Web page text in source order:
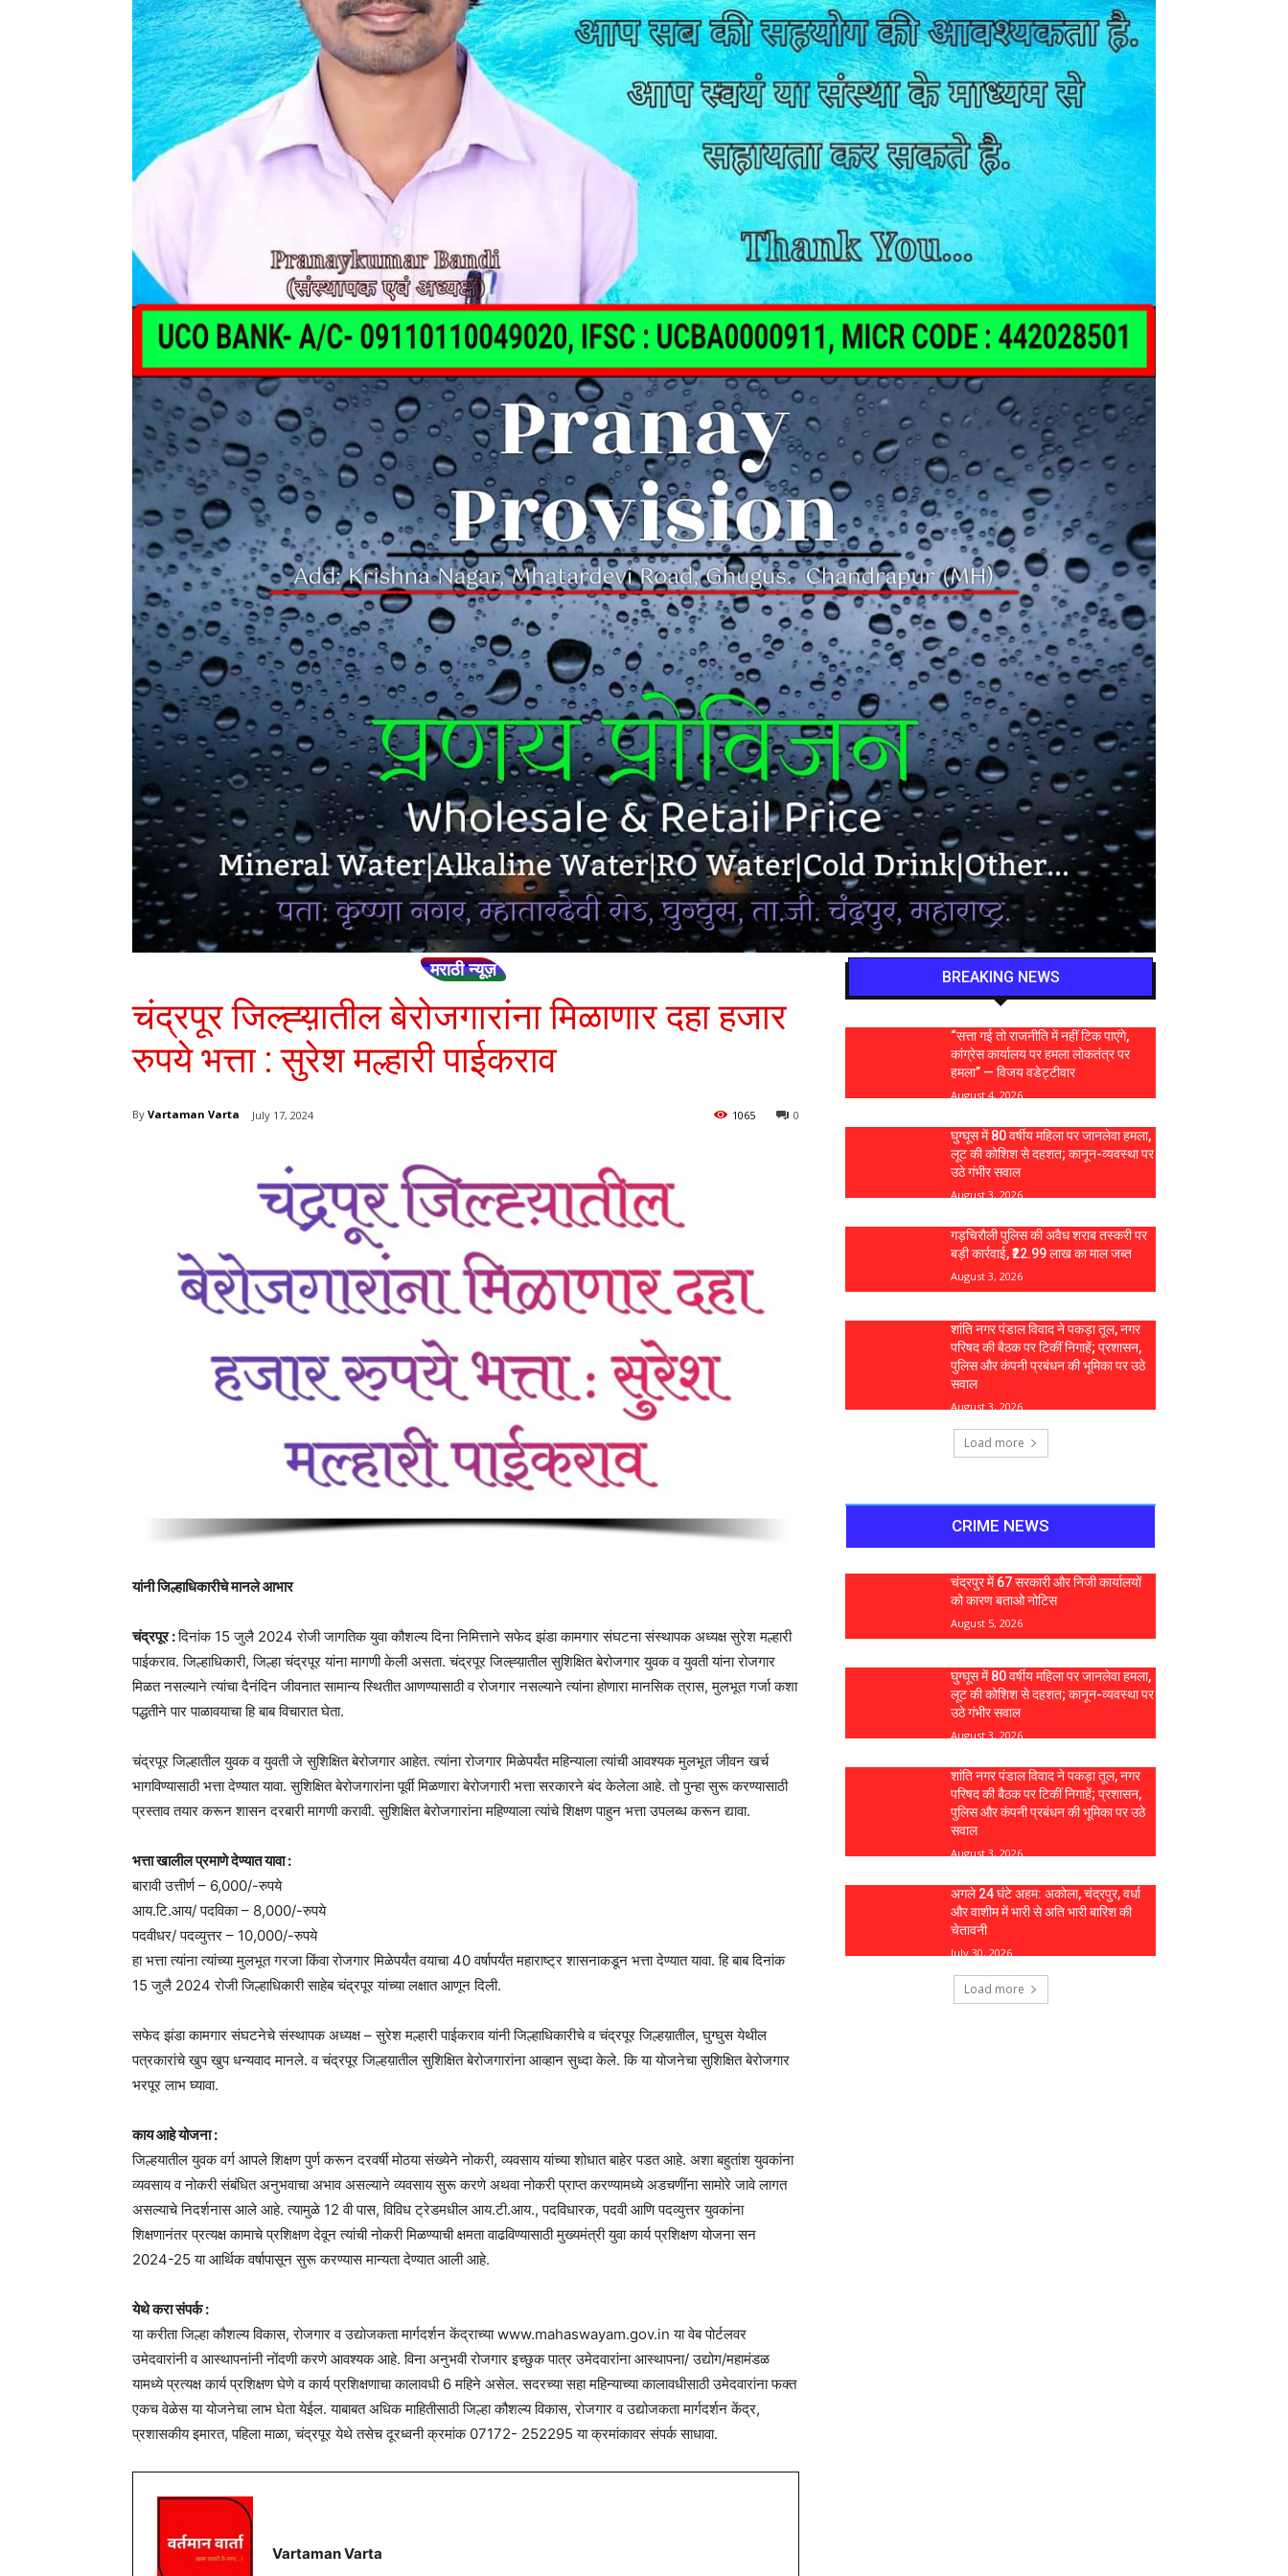
मराठी न्यूज़
चंद्रपूर जिल्ह्य़ातील बेरोजगारांना मिळाणार दहा हजार
रुपये भत्ता : सुरेश मल्हारी पाईकराव
By Vartaman Varta July 17, 2024 0
1065
यांनी जिल्हाधिकारीचे मानले आभार
चंद्रपूर :दिनांक 15 जुलै 2024 रोजी जागतिक युवा कौशल्य दिना निमित्ताने सफेद झंडा कामगार संघटना संस्थापक अध्यक्ष सुरेश मल्हारी
पाईकराव. जिल्हाधिकारी, जिल्हा चंद्रपूर यांना मागणी केली असता. चंद्रपूर जिल्ह्य़ातील सुशिक्षित बेरोजगार युवक व युवती यांना रोजगार
मिळत नसल्याने त्यांचा दैनंदिन जीवनात सामान्य स्थितीत आणण्यासाठी व रोजगार नसल्याने त्यांना होणारा मानसिक त्रास, मुलभूत गर्जा कशा
पद्धतीने पार पाळावयाचा हि बाब विचारात घेता.
चंद्रपूर जिल्हातील युवक व युवती जे सुशिक्षित बेरोजगार आहेत. त्यांना रोजगार मिळेपर्यंत महिन्याला त्यांची आवश्यक मुलभूत जीवन खर्च
भागविण्यासाठी भत्ता देण्यात यावा. सुशिक्षित बेरोजगारांना पूर्वी मिळणारा बेरोजगारी भत्ता सरकारने बंद केलेला आहे. तो पुन्हा सुरू करण्यासाठी
प्रस्ताव तयार करून शासन दरबारी मागणी करावी. सुशिक्षित बेरोजगारांना महिण्याला त्यांचे शिक्षण पाहुन भत्ता उपलब्ध करून द्यावा.
भत्ता खालील प्रमाणे देण्यात यावा :
बारावी उत्तीर्ण – 6,000/-रुपये
आय.टि.आय/ पदविका – 8,000/-रुपये
पदवीधर/ पदव्युत्तर – 10,000/-रुपये
हा भत्ता त्यांना त्यांच्या मुलभूत गरजा किंवा रोजगार मिळेपर्यंत वयाचा 40 वर्षापर्यंत महाराष्ट्र शासनाकडून भत्ता देण्यात यावा. हि बाब दिनांक
15 जुलै 2024 रोजी जिल्हाधिकारी साहेब चंद्रपूर यांच्या लक्षात आणून दिली.
सफेद झंडा कामगार संघटनेचे संस्थापक अध्यक्ष – सुरेश मल्हारी पाईकराव यांनी जिल्हाधिकारीचे व चंद्रपूर जिल्हय़ातील, घुग्घुस येथील
पत्रकारांचे खुप खुप धन्यवाद मानले. व चंद्रपूर जिल्हय़ातील सुशिक्षित बेरोजगारांना आव्हान सुध्दा केले. कि या योजनेचा सुशिक्षित बेरोजगार
भरपूर लाभ घ्यावा.
काय आहे योजना :
जिल्हयातील युवक वर्ग आपले शिक्षण पुर्ण करून दरवर्षी मोठया संख्येने नोकरी, व्यवसाय यांच्या शोधात बाहेर पडत आहे. अशा बहुतांश युवकांना
व्यवसाय व नोकरी संबंधित अनुभवाचा अभाव असल्याने व्यवसाय सुरू करणे अथवा नोकरी प्राप्त करण्यामध्ये अडचणींना सामोरे जावे लागत
असल्याचे निदर्शनास आले आहे. त्यामुळे 12 वी पास, विविध ट्रेडमधील आय.टी.आय., पदविधारक, पदवी आणि पदव्युत्तर युवकांना
शिक्षणानंतर प्रत्यक्ष कामाचे प्रशिक्षण देवून त्यांची नोकरी मिळण्याची क्षमता वाढविण्यासाठी मुख्यमंत्री युवा कार्य प्रशिक्षण योजना सन
2024-25 या आर्थिक वर्षापासून सुरू करण्यास मान्यता देण्यात आली आहे.
येथे करा संपर्क :
या करीता जिल्हा कौशल्य विकास, रोजगार व उद्योजकता मार्गदर्शन केंद्राच्या www.mahaswayam.gov.in या वेब पोर्टलवर
उमेदवारांनी व आस्थापनांनी नोंदणी करणे आवश्यक आहे. विना अनुभवी रोजगार इच्छुक पात्र उमेदवारांना आस्थापना/ उद्योग/महामंडळ
यामध्ये प्रत्यक्ष कार्य प्रशिक्षण घेणे व कार्य प्रशिक्षणाचा कालावधी 6 महिने असेल. सदरच्या सहा महिन्याच्या कालावधीसाठी उमेदवारांना फक्त
एकच वेळेस या योजनेचा लाभ घेता येईल. याबाबत अधिक माहितीसाठी जिल्हा कौशल्य विकास, रोजगार व उद्योजकता मार्गदर्शन केंद्र,
प्रशासकीय इमारत, पहिला माळा, चंद्रपूर येथे तसेच दूरध्वनी क्रमांक 07172- 252295 या क्रमांकावर संपर्क साधावा.
Vartaman Varta
BREAKING NEWS
“सत्ता गई तो राजनीति में नहीं टिक पाएंगे,
कांग्रेस कार्यालय पर हमला लोकतंत्र पर
हमला” — विजय वडेट्टीवार
August 4, 2026
घुग्घूस में 80 वर्षीय महिला पर जानलेवा हमला,
लूट की कोशिश से दहशत; कानून-व्यवस्था पर
उठे गंभीर सवाल
August 3, 2026
गड़चिरौली पुलिस की अवैध शराब तस्करी पर
बड़ी कार्रवाई, ₹22.99 लाख का माल जब्त
August 3, 2026
शांति नगर पंडाल विवाद ने पकड़ा तूल, नगर
परिषद की बैठक पर टिकीं निगाहें; प्रशासन,
पुलिस और कंपनी प्रबंधन की भूमिका पर उठे
सवाल
August 3, 2026
Load more
CRIME NEWS
चंद्रपुर में 67 सरकारी और निजी कार्यालयों
को कारण बताओ नोटिस
August 5, 2026
घुग्घूस में 80 वर्षीय महिला पर जानलेवा हमला,
लूट की कोशिश से दहशत; कानून-व्यवस्था पर
उठे गंभीर सवाल
August 3, 2026
शांति नगर पंडाल विवाद ने पकड़ा तूल, नगर
परिषद की बैठक पर टिकीं निगाहें; प्रशासन,
पुलिस और कंपनी प्रबंधन की भूमिका पर उठे
सवाल
August 3, 2026
अगले 24 घंटे अहम: अकोला, चंद्रपुर, वर्धा
और वाशीम में भारी से अति भारी बारिश की
चेतावनी
July 30, 2026
Load more